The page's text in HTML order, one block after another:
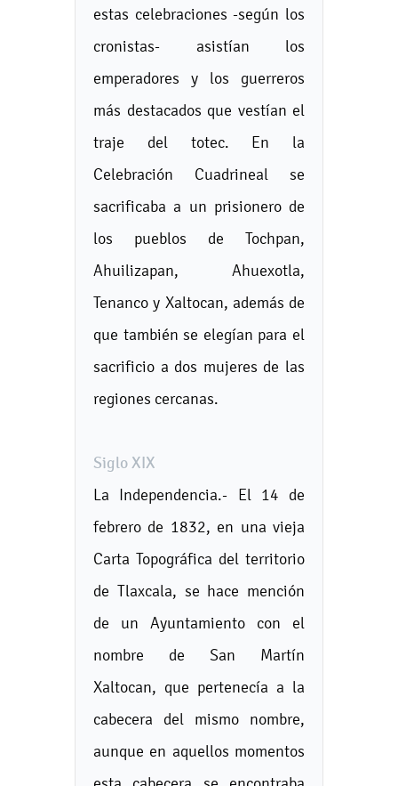
estas celebraciones -según los
cronistas- asistían los
emperadores y los guerreros
más destacados que vestían el
traje del totec. En la
Celebración Cuadrineal se
sacrificaba a un prisionero de
los pueblos de Tochpan,
Ahuilizapan, Ahuexotla,
Tenanco y Xaltocan, además de
que también se elegían para el
sacrificio a dos mujeres de las
regiones cercanas.
Siglo XIX
La Independencia.- El 14 de
febrero de 1832, en una vieja
Carta Topográfica del territorio
de Tlaxcala, se hace mención
de un Ayuntamiento con el
nombre de San Martín
Xaltocan, que pertenecía a la
cabecera del mismo nombre,
aunque en aquellos momentos